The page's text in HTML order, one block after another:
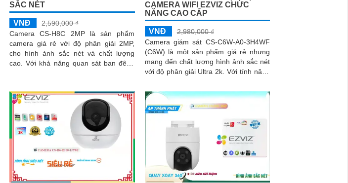
SẮC NÉT
VNĐ
2,590,000 ₫
Camera CS-H8C 2MP là sản phẩm
camera giá rẻ với độ phân giải 2MP,
cho hình ảnh sắc nét và chất lượng
cao. Với khả năng quan sát ban đêm,
CAMERA WIFI EZVIZ CHỨC
NĂNG CAO CẤP
VNĐ
2,980,000 ₫
Camera giám sát CS-C6W-A0-3H4WF
(C6W) là một sản phẩm giá rẻ nhưng
mang đến chất lượng hình ảnh sắc nét
với độ phân giải Ultra 2k. Với tính năng
bạn có thể quan sát rõ ràng ngay cả
trong điều kiện ánh sáng yếu